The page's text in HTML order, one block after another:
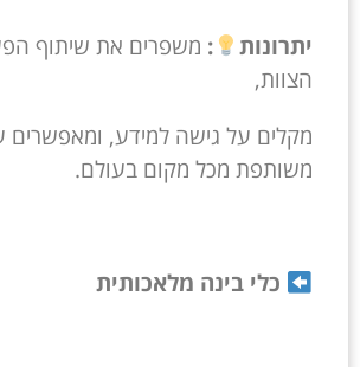
יתרונות : משפרים את שיתוף
הצוות,
מקלים על גישה למידע, ומאפשרים
משותפת מכל מקום בעולם.
כלי בינה מלאכותית